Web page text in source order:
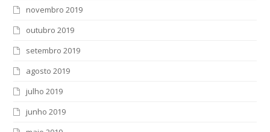
novembro 2019
outubro 2019
setembro 2019
agosto 2019
julho 2019
junho 2019